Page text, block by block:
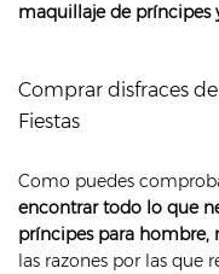
maquillaje de príncipes
Comprar disfraces
Fiestas
Como puedes
encontrar todo lo que
príncipes para hombre,
las razones por las que